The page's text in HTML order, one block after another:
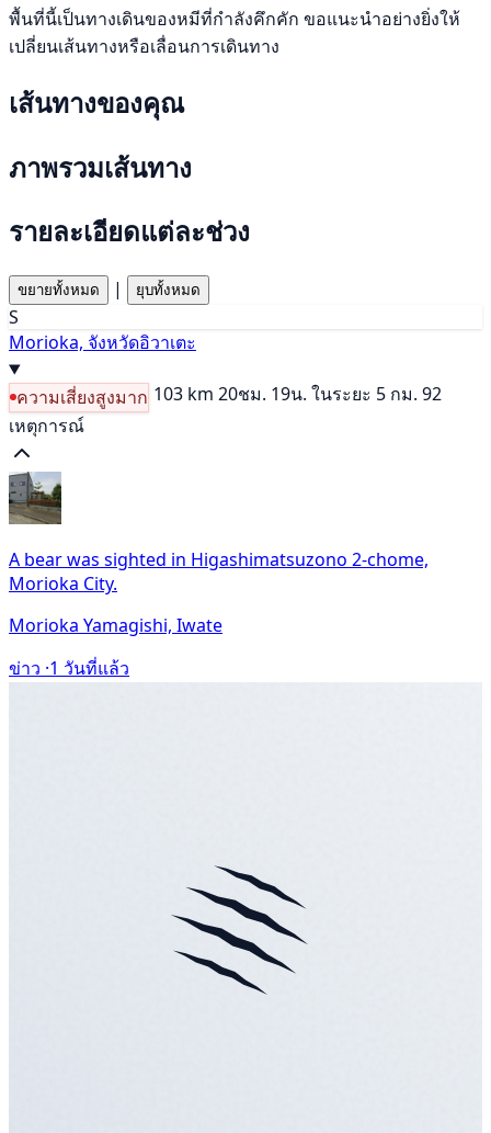
พื้นที่นี้เป็นทางเดินของหมีที่กำลังคึกคัก ขอแนะนำอย่างยิ่งให้
เปลี่ยนเส้นทางหรือเลื่อนการเดินทาง
เส้นทางของคุณ
ภาพรวมเส้นทาง
รายละเอียดแต่ละช่วง
ขยายทั้งหมด | ยุบทั้งหมด
S
Morioka, จังหวัดอิวาเตะ
ความเสี่ยงสูงมาก 103 km 20ชม. 19น. ในระยะ 5 กม. 92
เหตุการณ์
A bear was sighted in Higashimatsuzono 2-chome,
Morioka City.
Morioka Yamagishi, Iwate
ข่าว ·1 วันที่แล้ว